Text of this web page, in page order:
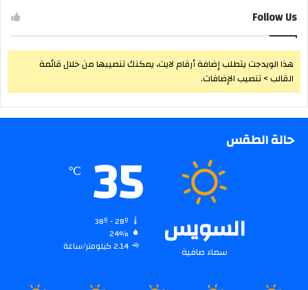
Follow Us
هذا الويدجت يتطلب إضافة أرقام لايت، يمكنك تنصيبها من خلال قائمة
القالب > تنصيب الإضافات.
حالة الطقس
السويس
سماء صافية
35
℃
24%
2.14 كيلومتر/ساعة